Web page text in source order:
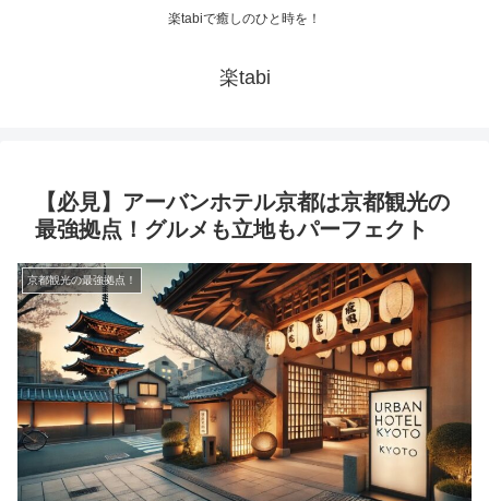
楽tabiで癒しのひと時を！
楽tabi
【必見】アーバンホテル京都は京都観光の
最強拠点！グルメも立地もパーフェクト
京都観光の最強拠点！